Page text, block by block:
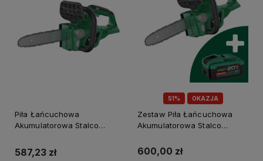
Piła Łańcuchowa
Akumulatorowa Stalco
S-97714
587,23 zł
51% OKAZJA
Zestaw Piła Łańcuchowa
Akumulatorowa Stalco
8Ah
600,00 zł